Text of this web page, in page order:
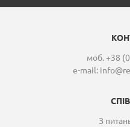
моб. +38
e-mail:
З